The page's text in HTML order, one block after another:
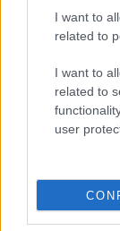
I want to
related to
I want to
related to
user
Darderi